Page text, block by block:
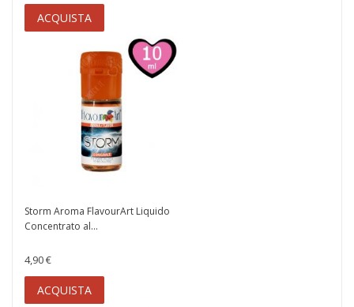
ACQUISTA
Storm Aroma FlavourArt Liquido
Concentrato al...
4,90 €
ACQUISTA